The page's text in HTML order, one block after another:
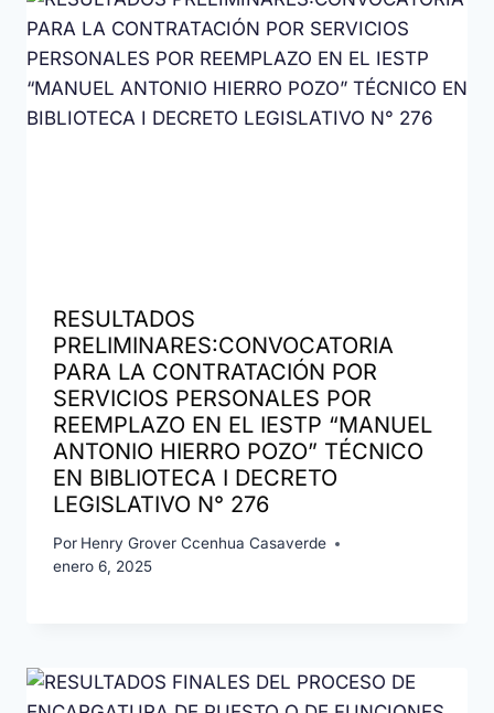
RESULTADOS
PRELIMINARES:CONVOCATORIA
PARA LA CONTRATACIÓN POR
SERVICIOS PERSONALES POR
REEMPLAZO EN EL IESTP “MANUEL
ANTONIO HIERRO POZO” TÉCNICO
EN BIBLIOTECA I DECRETO
LEGISLATIVO N° 276
Por Henry Grover Ccenhua Casaverde
enero 6, 2025